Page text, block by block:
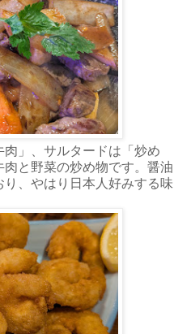
」、サルタードは「炒め
と野菜の炒め物です。醤油
、やはり日本人好みする味